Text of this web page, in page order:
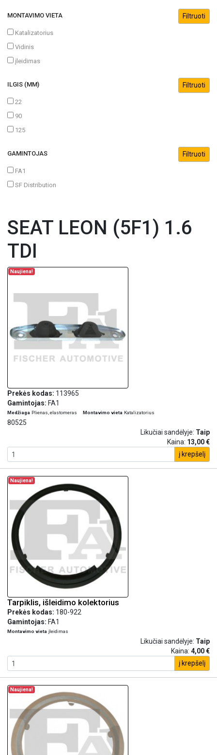
MONTAVIMO VIETA
Katalizatorius
Vidinis
įleidimas
ILGIS (MM)
22
90
125
GAMINTOJAS
FA1
SF Distribution
SEAT LEON (5F1) 1.6
TDI
Naujiena!
Prekės kodas: 113965
Gamintojas: FA1
Medžiaga Plienas, elastomeras Montavimo vieta Katalizatorius
80525
Likučiai sandėlyje: Taip
Kaina: 13,00 €
į krepšelį
Naujiena!
Tarpiklis, išleidimo kolektorius
Prekės kodas: 180-922
Gamintojas: FA1
Montavimo vieta įleidimas
Likučiai sandėlyje: Taip
Kaina: 4,00 €
į krepšelį
Naujiena!